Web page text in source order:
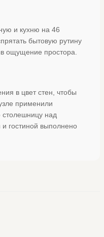
и кухню на 46
бытовую рутину
ощущение простора.
в цвет стен, чтобы
применили
столешницу над
гостиной выполнено